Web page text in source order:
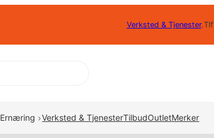
Verksted & Tjenester.Tlf
Ernæring Verksted & TjenesterTilbudOutletMerker